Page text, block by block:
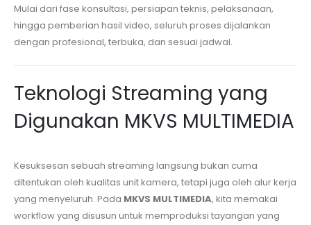
Mulai dari fase konsultasi, persiapan teknis, pelaksanaan,
hingga pemberian hasil video, seluruh proses dijalankan
dengan profesional, terbuka, dan sesuai jadwal.
Teknologi Streaming yang
Digunakan MKVS MULTIMEDIA
Kesuksesan sebuah streaming langsung bukan cuma
ditentukan oleh kualitas unit kamera, tetapi juga oleh alur kerja
yang menyeluruh. Pada MKVS MULTIMEDIA, kita memakai
workflow yang disusun untuk memproduksi tayangan yang